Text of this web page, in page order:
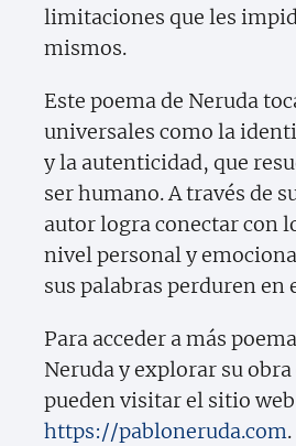
limitaciones que les
mismos.
Este poema de Neruda
universales como la
y la autenticidad, que
ser humano. A través de
autor logra conectar con
nivel personal y
sus palabras perduren en
Para acceder a más
Neruda y explorar su
pueden visitar el sitio
https://pabloneruda.com